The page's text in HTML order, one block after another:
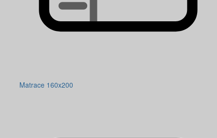
Matrace 160x200